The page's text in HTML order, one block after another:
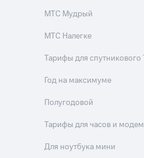
МТС Мудрый
МТС Налегке
Тарифы для спутникового
Год на максимуме
Полугодовой
Тарифы для часов и
Для ноутбука мини